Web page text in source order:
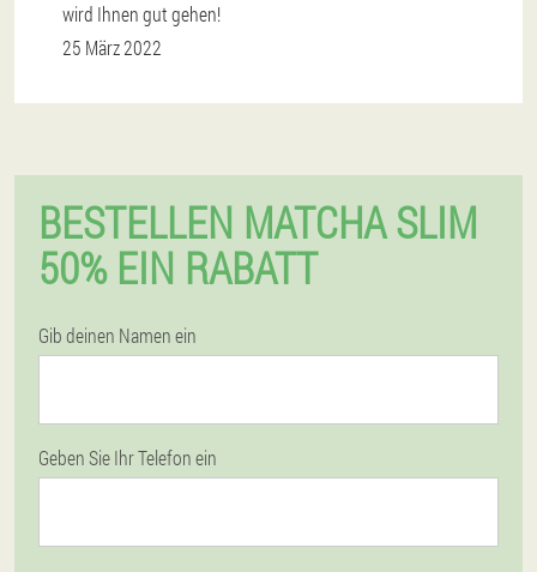
wird Ihnen gut gehen!
25 März 2022
BESTELLEN MATCHA SLIM
50% EIN RABATT
Gib deinen Namen ein
Geben Sie Ihr Telefon ein